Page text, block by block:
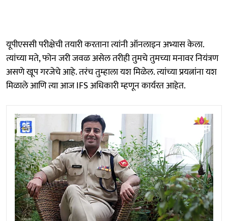
यूपीएससी परीक्षेची तयारी करताना त्यांनी ऑनलाइन अभ्यास केला.
त्यांच्या मते, फोन जरी जवळ असेल तरीही तुमचे तुमच्या मनावर नियंत्रण
असणे खूप गरजेचे आहे. तरंच तुम्हाला यश मिळेल. त्यांच्या प्रयत्नांना यश
मिळाले आणि त्या आज IFS अधिकारी म्हणून कार्यरत आहेत.